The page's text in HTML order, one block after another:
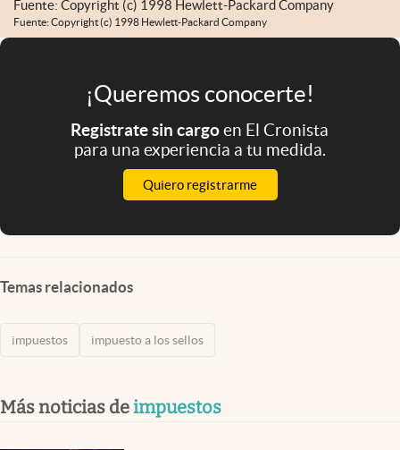
Fuente: Copyright (c) 1998 Hewlett-Packard Company
Fuente: Copyright (c) 1998 Hewlett-Packard Company
¡Queremos conocerte!
Registrate sin cargoen El Cronista
para una experiencia a tu medida.
Quiero registrarme
Temas relacionados
impuestos impuesto a los sellos
Más noticias deimpuestos